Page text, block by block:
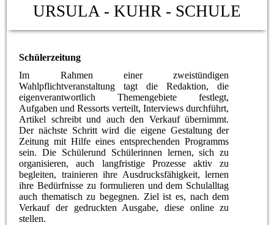
URSULA - KUHR - SCHULE
Schülerzeitung
Im Rahmen einer zweistündigen
Wahlpflichtveranstaltung tagt die Redaktion, die
eigenverantwortlich Themengebiete festlegt,
Aufgaben und Ressorts verteilt, Interviews durchführt,
Artikel schreibt und auch den Verkauf übernimmt.
Der nächste Schritt wird die eigene Gestaltung der
Zeitung mit Hilfe eines entsprechenden Programms
sein. Die Schülerund Schülerinnen lernen, sich zu
organisieren, auch langfristige Prozesse aktiv zu
begleiten, trainieren ihre Ausdrucksfähigkeit, lernen
ihre Bedürfnisse zu formulieren und dem Schulalltag
auch thematisch zu begegnen. Ziel ist es, nach dem
Verkauf der gedruckten Ausgabe, diese online zu
stellen.